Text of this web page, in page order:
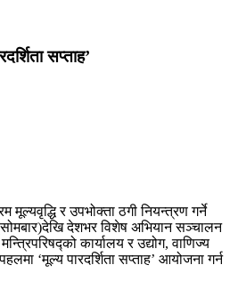
सप्ताह’
मूल्यवृद्धि र उपभोक्ता ठगी नियन्त्रण गर्ने
देशभर विशेष अभियान सञ्चालन
कार्यालय र उद्योग, वाणिज्य
‘मूल्य पारदर्शिता सप्ताह’ आयोजना गर्न